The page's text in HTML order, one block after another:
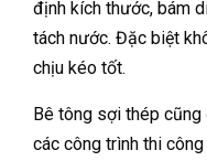
định kích thước, bám
tách nước. Đặc biệt
chịu kéo tốt.
Bê tông sợi thép
các công trình thi